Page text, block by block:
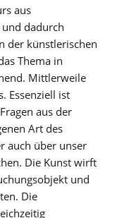
aus
dadurch
der künstlerischen
Thema in
Mittlerweile
Essenziell ist
aus der
Art des
auch über unser
Die Kunst wirft
und
Die